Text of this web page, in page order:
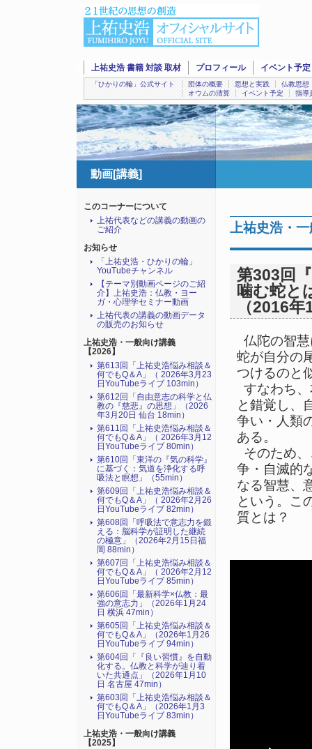
上祐史浩 書籍 対談 取材 プロフィール イベント予定
「ひかりの輪」公式サイト 団体の概要 思想と実践
仏教思想
オウムの清算
イベント予定 指導
動画[講義]
上祐史浩・
第303回
噛む蛇と
（2016
仏陀の智
蛇が自分の
つけるのと
すなわち
と錯覚し、
争い・人類
ある。
そのため
争・自滅的
なる智慧、
という。こ
質とは？
このコーナーについて
上祐代表などの講義の動画の
ご紹介
お知らせ
「上祐史浩・ひかりの輪」
YouTubeチャンネル
【テーマ別動画ページのご紹
介】上祐史浩：仏教・ヨー
ガ・心理学セミナー動画
上祐代表の講義の動画データ
の販売のお知らせ
上祐史浩・一般向け講義
【2026】
第613回「上祐史浩悩み相談＆
何でもQ＆A」（ 2026年3月23
日YouTubeライブ 103min）
第612回「自由意志の科学と仏
教の『慈悲』の思想」（2026
年3月20日 仙台 18min）
第611回「上祐史浩悩み相談＆
何でもQ＆A」（ 2026年3月12
日YouTubeライブ 80min）
第610回「東洋の『気の科学』
に基づく：気道を浄化する呼
吸法と瞑想」（55min）
第609回「上祐史浩悩み相談＆
何でもQ＆A」（ 2026年2月26
日YouTubeライブ 82min）
第608回「呼吸法で意志力を鍛
える：脳科学が証明した継続
の極意」（2026年2月15日福
岡 88min）
第607回「上祐史浩悩み相談＆
何でもQ＆A」（ 2026年2月12
日YouTubeライブ 85min）
第606回「最新科学×仏教：最
強の意志力」（2026年1月24
日 横浜 47min）
第605回「上祐史浩悩み相談＆
何でもQ＆A」（2026年1月26
日YouTubeライブ 94min）
第604回「『良い習慣』を自動
化する。仏教と科学が辿り着
いた共通点」（2026年1月10
日 名古屋 47min）
第603回「上祐史浩悩み相談＆
何でもQ＆A」（2026年1月3
日YouTubeライブ 83min）
上祐史浩・一般向け講義
【2025】